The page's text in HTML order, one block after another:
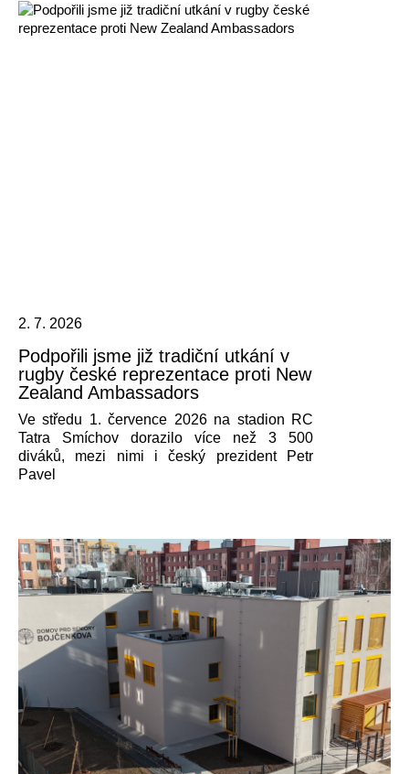
2. 7. 2026
Podpořili jsme již tradiční utkání v
rugby české reprezentace proti New
Zealand Ambassadors
Ve středu 1. července 2026 na stadion RC
Tatra Smíchov dorazilo více než 3 500
diváků, mezi nimi i český prezident Petr
Pavel